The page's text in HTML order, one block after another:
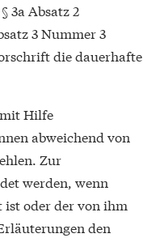
3a Absatz 2
3 Nummer 3
die dauerhafte
Hilfe
abweichend von
Zur
werden, wenn
oder der von ihm
den